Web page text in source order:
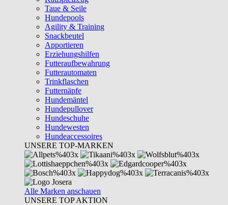
Taue & Seile
Hundepools
Agility & Training
Snackbeutel
Apportieren
Erziehungshilfen
Futteraufbewahrung
Futterautomaten
Trinkflaschen
Futternäpfe
Hundemäntel
Hundepullover
Hundeschuhe
Hundewesten
Hundeaccessoires
UNSERE TOP-MARKEN
Alle Marken anschauen
UNSERE TOP AKTION